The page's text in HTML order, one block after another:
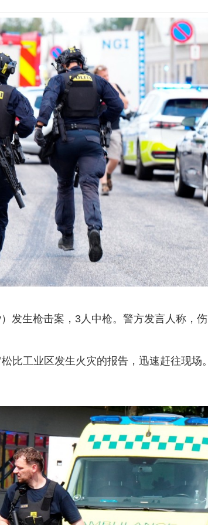
发生枪击案，3人中枪。警方发言人称，伤
比工业区发生火灾的报告，迅速赶往现场。